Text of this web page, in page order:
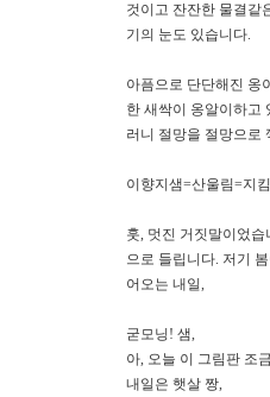
것이고 잔잔한 물결같
기의 눈도 있습니다.
아픔으로 단단해진 옹
한 새싹이 옹알이하고
러니 절망을 절망으로
이향지샘=산울림=지
훗, 멋진 거짓말이었
으로 들립니다. 저기
어오는 내일,
굳모닝! 샘,
아, 오늘 이 그림판 조
내일은 햇살 짱,